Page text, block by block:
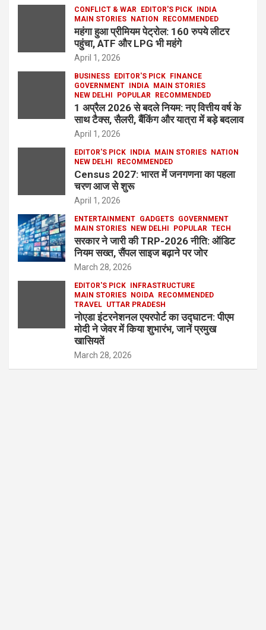
CONFLICT & WAR EDITOR'S PICK
INDIA
MAIN STORIES
NATION RECOMMENDED
महंगा हुआ प्रीमियम पेट्रोल: 160 रुपये लीटर
पहुंचा, ATF और LPG भी महंगे
April 1, 2026
BUSINESS EDITOR'S PICK
FINANCE
GOVERNMENT
INDIA
MAIN STORIES
NEW DELHI
POPULAR RECOMMENDED
1 अप्रैल 2026 से बदले नियम: नए वित्तीय वर्ष के
साथ टैक्स, सैलरी, बैंकिंग और यात्रा में बड़े बदलाव
April 1, 2026
EDITOR'S PICK INDIA MAIN STORIES
NATION
NEW DELHI
RECOMMENDED
Census 2027: भारत में जनगणना का पहला
चरण आज से शुरू
April 1, 2026
ENTERTAINMENT GADGETS GOVERNMENT
MAIN STORIES
NEW DELHI POPULAR TECH
सरकार ने जारी की TRP-2026 नीति: ऑडिट
नियम सख्त, सैंपल साइज बढ़ाने पर जोर
March 28, 2026
EDITOR'S PICK
INFRASTRUCTURE
MAIN STORIES
NOIDA
RECOMMENDED
TRAVEL UTTAR PRADESH
नोएडा इंटरनेशनल एयरपोर्ट का उद्घाटन: पीएम
मोदी ने जेवर में किया शुभारंभ, जानें प्रमुख
खासियतें
March 28, 2026